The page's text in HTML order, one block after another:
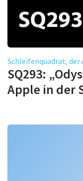
Schleifenquadrat, der
SQ293:
Apple in der